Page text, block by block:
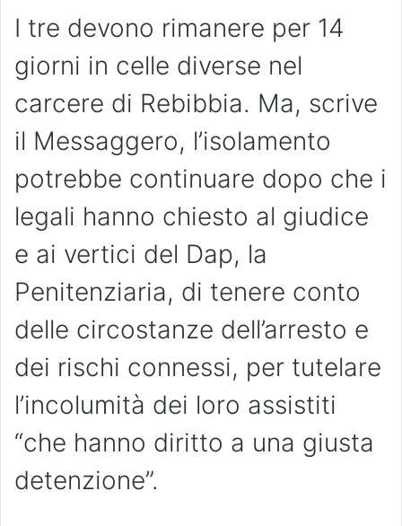
I tre devono rimanere per 14
giorni in celle diverse nel
carcere di Rebibbia. Ma, scrive
il Messaggero, l’isolamento
potrebbe continuare dopo che i
legali hanno chiesto al giudice
e ai vertici del Dap, la
Penitenziaria, di tenere conto
delle circostanze dell’arresto e
dei rischi connessi, per tutelare
l’incolumità dei loro assistiti
“che hanno diritto a una giusta
detenzione”.